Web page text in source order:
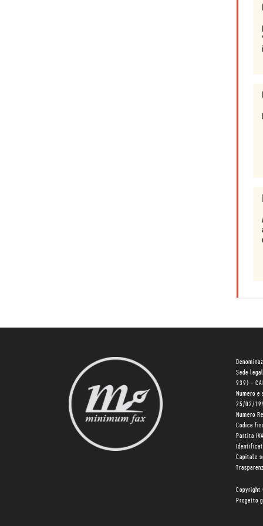
Sede
939) -
Numero
25/02/
Numero
Codice
Partita
Capitale
Progetto